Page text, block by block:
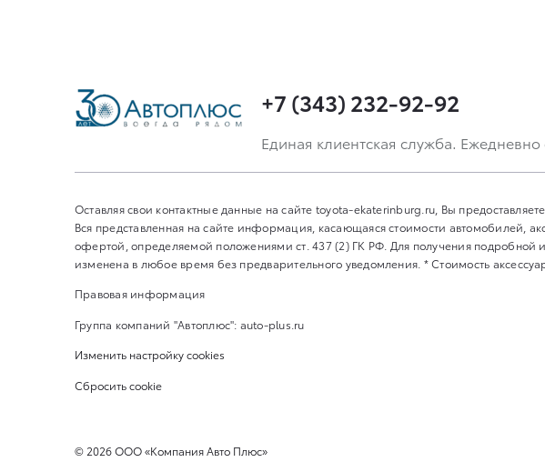
+7 (343) 232-92-92
Единая клиентская служба. Ежедневно
Оставляя свои контактные данные на сайте toyota-ekaterinburg.ru, Вы
Вся представленная на сайте информация, касающаяся стоимости автомобилей,
офертой, определяемой положениями ст. 437 (2) ГК РФ. Для получения
изменена в любое время без предварительного уведомления. * Стоимость
Правовая информация
Группа компаний "Автоплюс": auto-plus.ru
Изменить настройку cookies
Сбросить cookie
© 2026ООО «Компания Авто Плюс»